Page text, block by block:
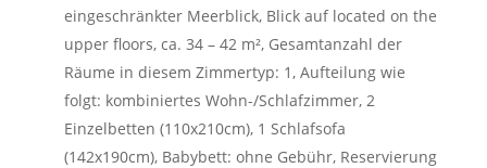
eingeschränkter Meerblick, Blick auf located on the
upper floors, ca. 34 – 42 m², Gesamtanzahl der
Räume in diesem Zimmertyp: 1, Aufteilung wie
folgt: kombiniertes Wohn-/Schlafzimmer, 2
Einzelbetten (110x210cm), 1 Schlafsofa
(142x190cm), Babybett: ohne Gebühr, Reservierung